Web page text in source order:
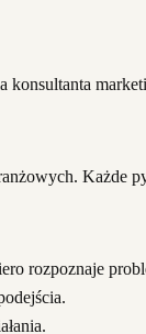
Każde
rozpoznaje